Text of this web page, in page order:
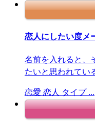
恋人にしたい度メ
名前を入れると、
たいと思われてい
恋愛 恋人 タイプ ...